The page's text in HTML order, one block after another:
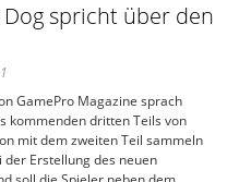
spricht über den
GamePro Magazine sprach
kommenden dritten Teils von
mit dem zweiten Teil sammeln
Erstellung des neuen